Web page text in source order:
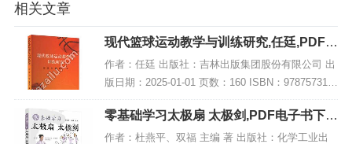
相关文章
现代篮球运动教学与训练研究,任廷,PDF电
子书网盘下载
作者：任廷 出版社：吉林出版集团股份有限公司 出
版日期：2025-01-01 页数：160 ISBN：978757315
0189 电子书大小：256MB [高清扫描版PDF格式] 内
容简介...
零基础学习太极扇 太极剑,PDF电子书下
载,网盘资源
作者：杜燕平、双福 主编 著 出版社：化学工业出